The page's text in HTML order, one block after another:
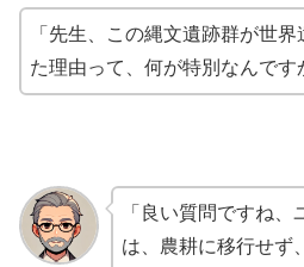
「先生、この縄文遺跡群が世
た理由って、何が特別なんです
「良い質問ですね
は、農耕に移行せず